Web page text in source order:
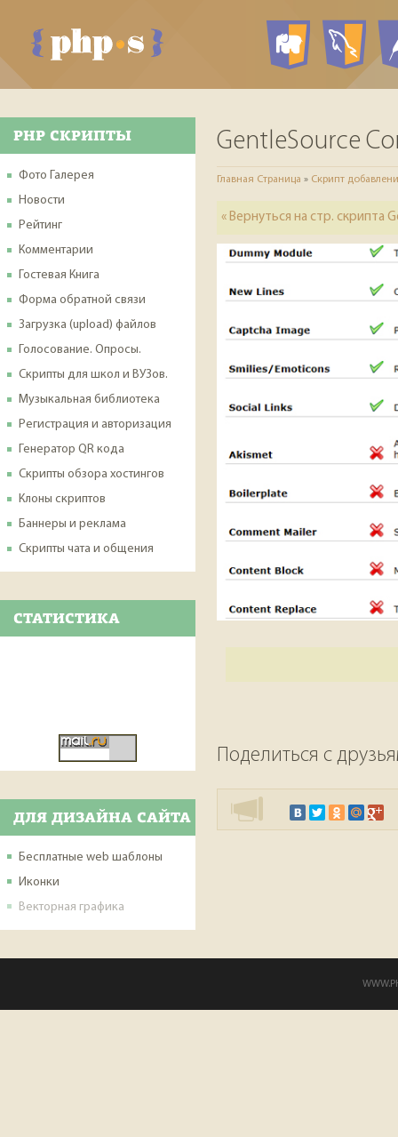
PHP
PHP СКРИПТЫ
Фото Галерея
Новости
Рейтинг
Комментарии
Гостевая Книга
Форма обратной связи
Загрузка (upload) файлов
Голосование. Опросы.
Скрипты для школ и ВУЗов.
Музыкальная библиотека
Регистрация и авторизация
Генератор QR кода
Скрипты обзора хостингов
Клоны скриптов
Баннеры и реклама
Скрипты чата и общения
СТАТИСТИКА
ДЛЯ ДИЗАЙНА САЙТА
Бесплатные web шаблоны
Иконки
Векторная графика
GentleSource
Главная Страница » Скрипт
« Вернуться на стр. скрипта
Поделиться с